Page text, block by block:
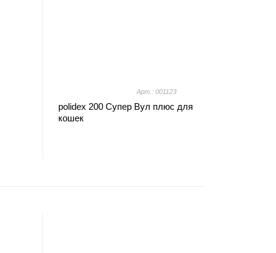
Арт.: 001123
polidex 200 Супер Вул плюс для
кошек